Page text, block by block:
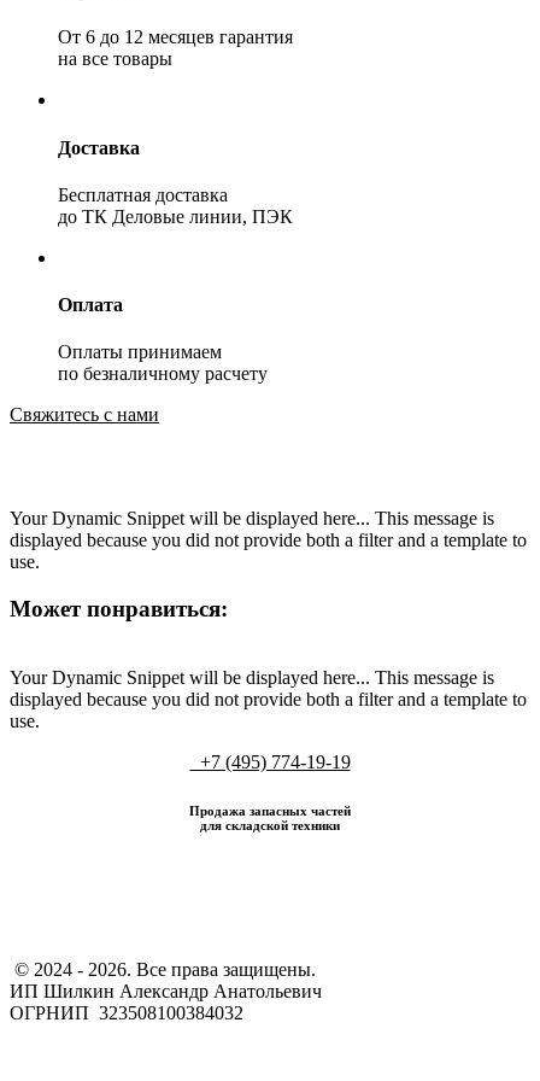
От 6 до 12 месяцев гарантия
на все товары
Доставка
Бесплатная доставка
до ТК Деловые линии, ПЭК
Оплата
Оплаты принимаем
по безналичному расчету
Свяжитесь с нами
Your Dynamic Snippet will be displayed here... This message is
displayed because you did not provide both a filter and a template to
use.
Может понравиться:
Your Dynamic Snippet will be displayed here... This message is
displayed because you did not provide both a filter and a template to
use.
+7 (495) 774-19-19
Продажа запасных частей
для складской техники
​ © 2024 - 2026. Все права защищены.
ИП Шилкин Александр Анатольевич
ОГРНИП 323508100384032